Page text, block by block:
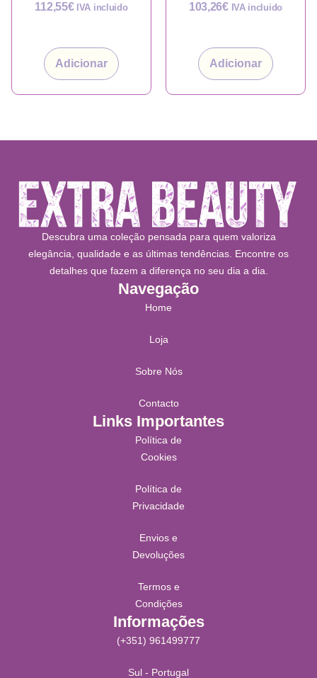
112,55€ IVA incluido
Adicionar
103,26€ IVA incluido
Adicionar
Descubra uma coleção pensada para quem valoriza
elegância, qualidade e as últimas tendências. Encontre os
detalhes que fazem a diferença no seu dia a dia.
Navegação
Home
Loja
Sobre Nós
Contacto
Links Importantes
Política de
Cookies
Política de
Privacidade
Envios e
Devoluções
Termos e
Condições
Informações
(+351) 961499777
Sul - Portugal